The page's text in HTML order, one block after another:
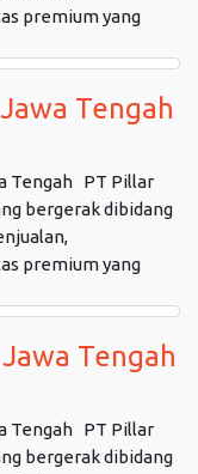
premium yang
Tengah
Tengah PT Pillar
bergerak dibidang
premium yang
Tengah
Tengah PT Pillar
bergerak dibidang